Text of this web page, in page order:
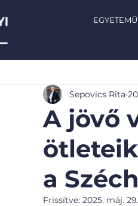
A jövő
a
Sepovics Rita
Frissítve: 2025. máj. 29.